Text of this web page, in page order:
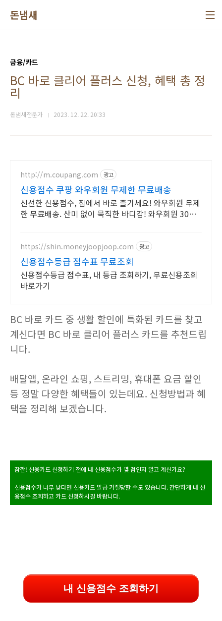
돈냄새
금융/카드
BC 바로 클리어 플러스 신청, 혜택 총 정
리
돈냄새전문가 2023. 12. 22. 20:33
http://m.coupang.com 광고
신용점수 쿠팡 와우회원 무제한 무료배송
신선한 신용점수, 집에서 바로 즐기세요! 와우회원 무제
한 무료배송. 산미 없이 묵직한 바디감! 와우회원 30일
https://shin.moneyjoopjoop.com 광고
신용점수등급 점수표 무료조회
신용점수등급 점수표, 내 등급 조회하기, 무료신용조회
바로가기
BC 바로 카드 중 생활 할인에 특화된 카드를 찾고
계신다면 BC 바로 클리어 플러스 카드를 추천드립
니다.
배달앱, 온라인 쇼핑, 스트리밍, 휴대폰 요금 할인
등 정말 다양한 혜택들이 있는데요. 신청방법과 혜
택을 정리해 보겠습니다.
잠깐! 신용카드 신청하기 전에 내 신용점수가 몇 점인지 알고 계신가요?
신용점수가 너무 낮다면 신용카드 발급 거절당할 수도 있습니다. 간단하게 내 신
용점수 조회하고 카드 신청하시길 바랍니다.
내 신용점수 조회하기